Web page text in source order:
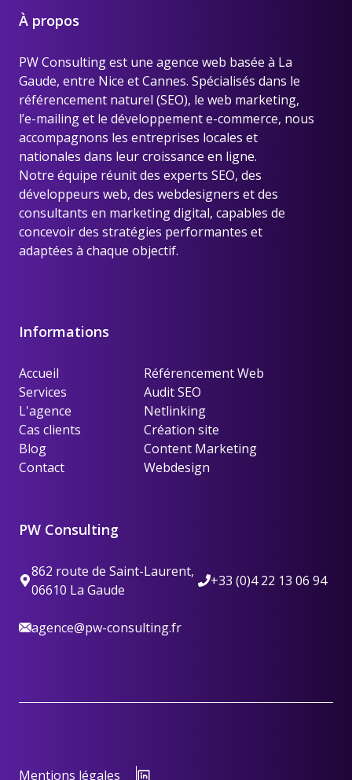
À propos
PW Consulting est une agence web basée à La
Gaude, entre Nice et Cannes. Spécialisés dans le
référencement naturel (SEO), le web marketing,
l’e-mailing et le développement e-commerce, nous
accompagnons les entreprises locales et
nationales dans leur croissance en ligne.
Notre équipe réunit des experts SEO, des
développeurs web, des webdesigners et des
consultants en marketing digital, capables de
concevoir des stratégies performantes et
adaptées à chaque objectif.
Informations
Accueil
Services
L'agence
Cas clients
Blog
Contact
Référencement Web
Audit SEO
Netlinking
Création site
Content Marketing
Webdesign
PW Consulting
862 route de Saint-Laurent,
06610 La Gaude
+33 (0)4 22 13 06 94
agence@pw-consulting.fr
Mentions légales